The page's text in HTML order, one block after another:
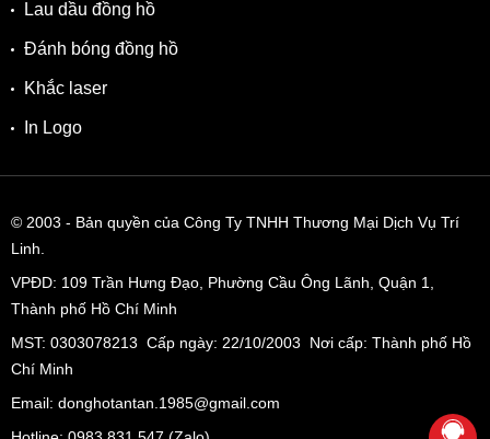
Lau dầu đồng hồ
Đánh bóng đồng hồ
Khắc laser
In Logo
© 2003 - Bản quyền của Công Ty TNHH Thương Mại Dịch Vụ Trí
Linh.
VPĐD: 109 Trần Hưng Đạo, Phường Cầu Ông Lãnh, Quận 1,
Thành phố Hồ Chí Minh
MST: 0303078213 Cấp ngày: 22/10/2003 Nơi cấp: Thành phố Hồ
Chí Minh
Email: donghotantan.1985@gmail.com